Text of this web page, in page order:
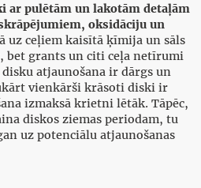
ar pulētām un lakotām detaļām
oksidāciju un
uz ceļiem kaisītā ķīmija un sāls
bet grants un citi ceļa netīrumi
atjaunošana ir dārgs un
vienkārši krāsoti diski ir
izmaksā krietni lētāk. Tāpēc,
diskos ziemas periodam, tu
uz potenciālu atjaunošanas